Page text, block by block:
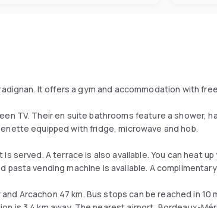
It offers a gym and accommodation with
TV. Their en suite bathrooms feature a shower,
equipped with fridge, microwave and hob.
served. A terrace is also available. You can heat
pasta vending machine is available. A
Arcachon 47 km. Bus stops can be reached in